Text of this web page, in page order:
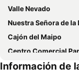
Valle Nevado
Nuestra Señora de la Divina
Cajón del Maipo
Centro Comercial Parque
Estadio Monumental David
Información de